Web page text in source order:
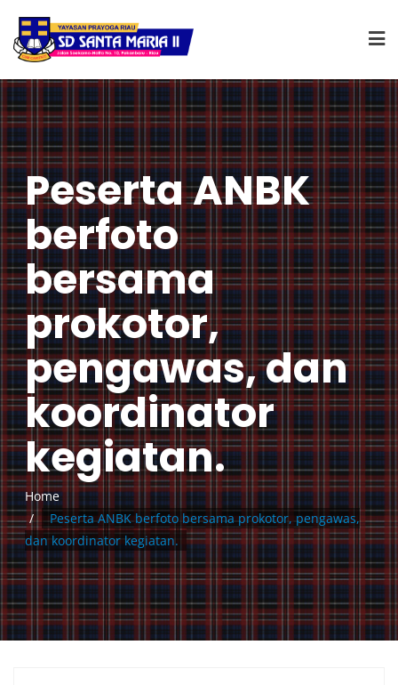
Peserta ANBK
berfoto
bersama
prokotor,
pengawas, dan
koordinator
kegiatan.
Home
Peserta ANBK berfoto bersama prokotor, pengawas,
dan koordinator kegiatan.